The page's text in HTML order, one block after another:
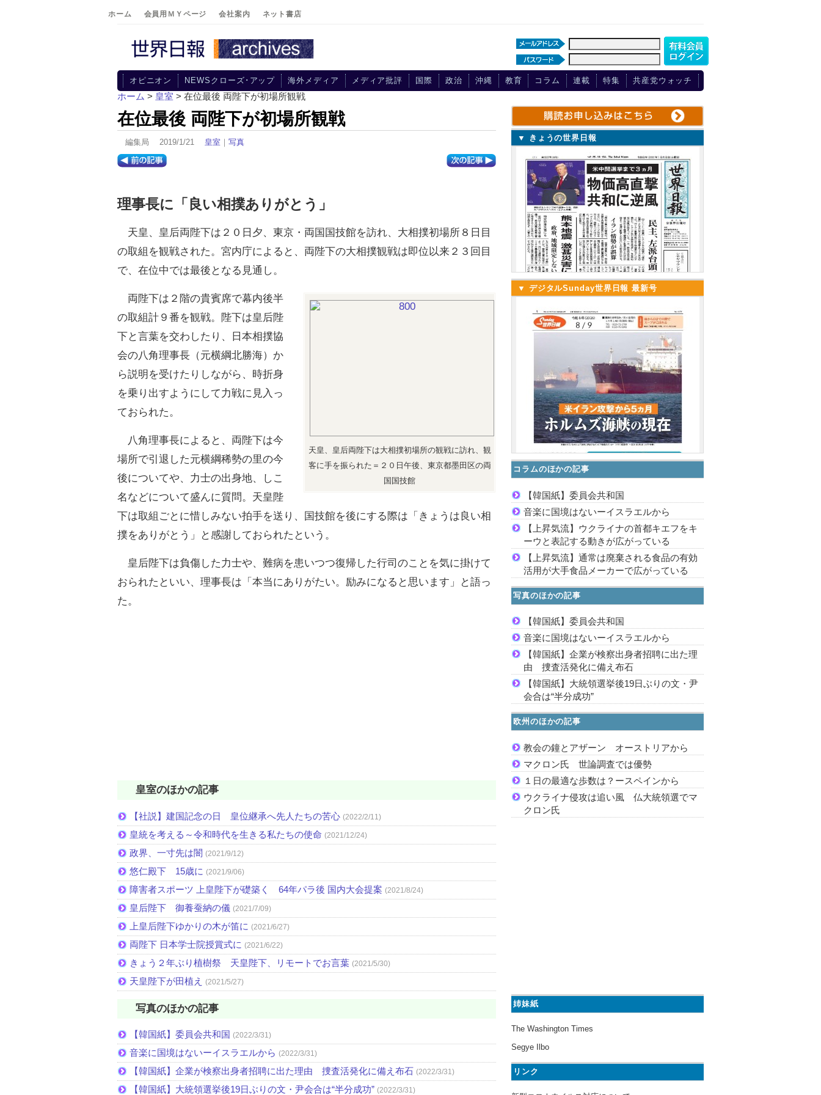
ホーム 会員用ＭＹページ 会社案内 ネット書店
オピニオン NEWSクローズ･アップ 海外メディア メディア批評 国際 政治 沖縄 教育 コラム 連載 特集 共産党ウォッチ
ホーム > 皇室 > 在位最後 両陛下が初場所観戦
在位最後 両陛下が初場所観戦
編集局 2019/1/21 皇室 ｜ 写真
理事長に「良い相撲ありがとう」
天皇、皇后両陛下は２０日夕、東京・両国国技館を訪れ、大相撲初場所８日目
の取組を観戦された。宮内庁によると、両陛下の大相撲観戦は即位以来２３回目
で、在位中では最後となる見通し。
天皇、皇后両陛下は大相撲初場所の観戦に訪れ、観
客に手を振られた＝２０日午後、東京都墨田区の両
国国技館
両陛下は２階の貴賓席で幕内後半
の取組計９番を観戦。陛下は皇后陛
下と言葉を交わしたり、日本相撲協
会の八角理事長（元横綱北勝海）か
ら説明を受けたりしながら、時折身
を乗り出すようにして力戦に見入っ
ておられた。
八角理事長によると、両陛下は今
場所で引退した元横綱稀勢の里の今
後についてや、力士の出身地、しこ
名などについて盛んに質問。天皇陛
下は取組ごとに惜しみない拍手を送り、国技館を後にする際は「きょうは良い相
撲をありがとう」と感謝しておられたという。
皇后陛下は負傷した力士や、難病を患いつつ復帰した行司のことを気に掛けて
おられたといい、理事長は「本当にありがたい。励みになると思います」と語っ
た。
皇室のほかの記事
【社説】建国記念の日 皇位継承へ先人たちの苦心 (2022/2/11)
皇統を考える～令和時代を生きる私たちの使命 (2021/12/24)
政界、一寸先は闇 (2021/9/12)
悠仁殿下 15歳に (2021/9/06)
障害者スポーツ 上皇陛下が礎築く 64年パラ後 国内大会提案 (2021/8/24)
皇后陛下 御養蚕納の儀 (2021/7/09)
上皇后陛下ゆかりの木が笛に (2021/6/27)
両陛下 日本学士院授賞式に (2021/6/22)
きょう２年ぶり植樹祭 天皇陛下、リモートでお言葉 (2021/5/30)
天皇陛下が田植え (2021/5/27)
写真のほかの記事
【韓国紙】委員会共和国 (2022/3/31)
音楽に国境はないーイスラエルから (2022/3/31)
【韓国紙】企業が検察出身者招聘に出た理由 捜査活発化に備え布石 (2022/3/31)
【韓国紙】大統領選挙後19日ぶりの文・尹会合は“半分成功” (2022/3/31)
▼ きょうの世界日報
▼ デジタルSunday世界日報 最新号
コラムのほかの記事
【韓国紙】委員会共和国
音楽に国境はないーイスラエルから
【上昇気流】ウクライナの首都キエフをキ
ーウと表記する動きが広がっている
【上昇気流】通常は廃棄される食品の有効
活用が大手食品メーカーで広がっている
写真のほかの記事
【韓国紙】委員会共和国
音楽に国境はないーイスラエルから
【韓国紙】企業が検察出身者招聘に出た理
由 捜査活発化に備え布石
【韓国紙】大統領選挙後19日ぶりの文・尹
会合は“半分成功”
欧州のほかの記事
教会の鐘とアザーン オーストリアから
マクロン氏 世論調査では優勢
１日の最適な歩数は？ースペインから
ウクライナ侵攻は追い風 仏大統領選でマ
クロン氏
姉妹紙
The Washington Times
Segye Ilbo
リンク